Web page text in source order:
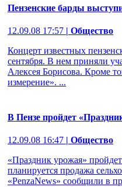
Пензенские барды
12.09.08 17:57 | Общество
Концерт известных
сентября. В нем приняли
Алексея Борисова. Кроме
измерение». ...
В Пензе пройдет
12.09.08 16:47 | Общество
«Праздник урожая»
планируется продажа
«PenzaNews» сообщили в